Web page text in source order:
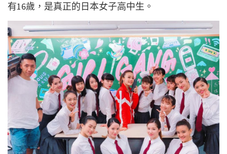
有16歲，是真正的日本女子高中生。